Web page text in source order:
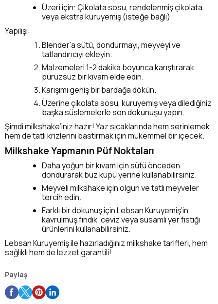
Paylaş
Üzeri için: Çikolata sosu, rendelenmiş çikolata
veya ekstra kuruyemiş (isteğe bağlı)
Yapılışı:
Blender’a sütü, dondurmayı, meyveyi ve
tatlandırıcıyı ekleyin.
Malzemeleri 1-2 dakika boyunca karıştırarak
pürüzsüz bir kıvam elde edin.
Karışımı geniş bir bardağa dökün.
Üzerine çikolata sosu, kuruyemiş veya dilediğiniz
başka süslemelerle son dokunuşu yapın.
Şimdi milkshake’iniz hazır! Yaz sıcaklarında hem serinlemek
hem de tatlı krizlerini bastırmak için mükemmel bir içecek.
Milkshake Yapmanın Püf Noktaları
Daha yoğun bir kıvam için sütü önceden
dondurarak buz küpü yerine kullanabilirsiniz.
Meyveli milkshake için olgun ve tatlı meyveler
tercih edin.
Farklı bir dokunuş için Lebsan Kuruyemiş’in
kavrulmuş fındık, ceviz veya susamlı yer fıstığı
ürünlerini kullanabilirsiniz.
Lebsan Kuruyemiş ile hazırladığınız milkshake tarifleri, hem
sağlıklı hem de lezzet garantili!